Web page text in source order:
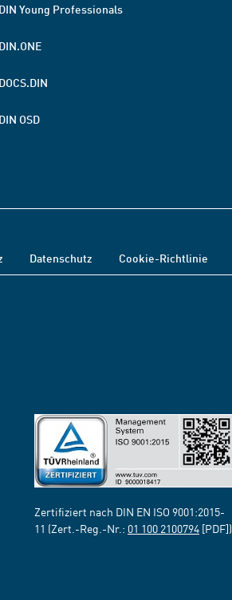
DIN Young Professionals
DIN.ONE
DOCS.DIN
DIN OSD
Datenschutz Cookie-Richtlinie
Zertifiziert nach DIN EN ISO 9001:2015-
11 (Zert.-Reg.-Nr.: 01 100 2100794 [PDF])